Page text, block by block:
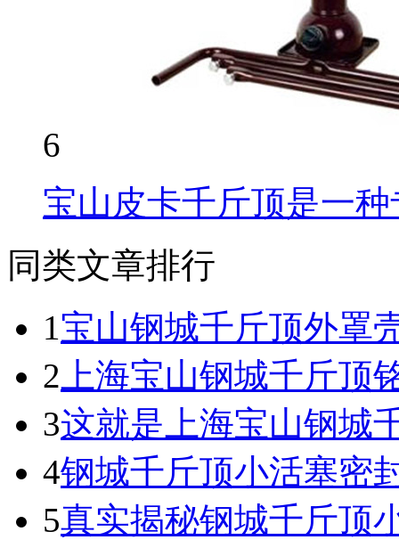
6
宝山皮卡千斤顶是一
同类文章排行
1宝山钢城千斤顶外罩
2 上海宝山钢城千斤顶
3这就是上海宝山钢城
4钢城千斤顶小活塞密
5真实揭秘钢城千斤顶